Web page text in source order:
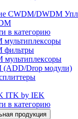
в категорию
мультиплексоры
фильтры
мультиплексоры
(ADD/Drop модули)
ITK by IEK
в категорию
продукция